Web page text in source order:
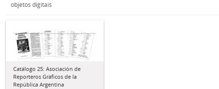
objetos digitais
Catálogo 25: Asociación de
Reporteros Gráficos de la
República Argentina